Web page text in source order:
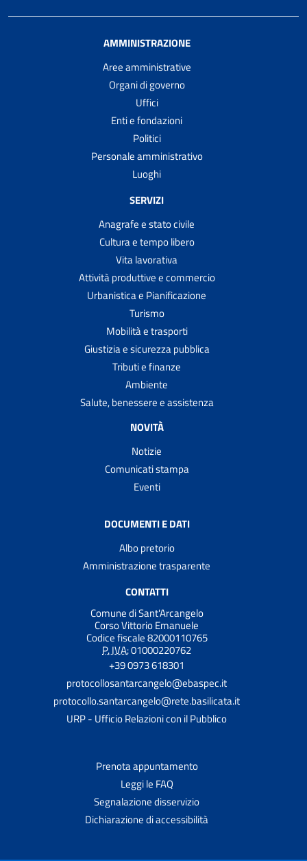
AMMINISTRAZIONE
Aree amministrative
Organi di governo
Uffici
Enti e fondazioni
Politici
Personale amministrativo
Luoghi
SERVIZI
Anagrafe e stato civile
Cultura e tempo libero
Vita lavorativa
Attività produttive e commercio
Urbanistica e Pianificazione
Turismo
Mobilità e trasporti
Giustizia e sicurezza pubblica
Tributi e finanze
Ambiente
Salute, benessere e assistenza
NOVITÀ
Notizie
Comunicati stampa
Eventi
DOCUMENTI E DATI
Albo pretorio
Amministrazione trasparente
CONTATTI
Comune di Sant'Arcangelo
Corso Vittorio Emanuele
Codice fiscale 82000110765
P. IVA:01000220762
+39 0973 618301
protocollosantarcangelo@ebaspec.it
protocollo.santarcangelo@rete.basilicata.it
URP - Ufficio Relazioni con il Pubblico
Prenota appuntamento
Leggi le FAQ
Segnalazione disservizio
Dichiarazione di accessibilità